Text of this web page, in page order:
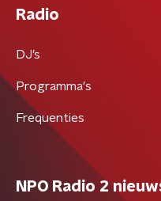
Radio
DJ’s
Programma's
Frequenties
NPO Radio 2